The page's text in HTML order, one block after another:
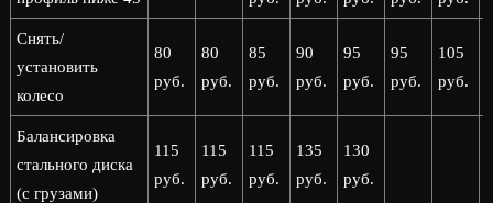
Снять/
установить
колесо
80
руб.
80
руб.
85
руб.
90
руб.
95
руб.
95
руб.
105
руб.
Балансировка
стального диска
(с грузами)
115
руб.
115
руб.
115
руб.
135
руб.
130
руб.